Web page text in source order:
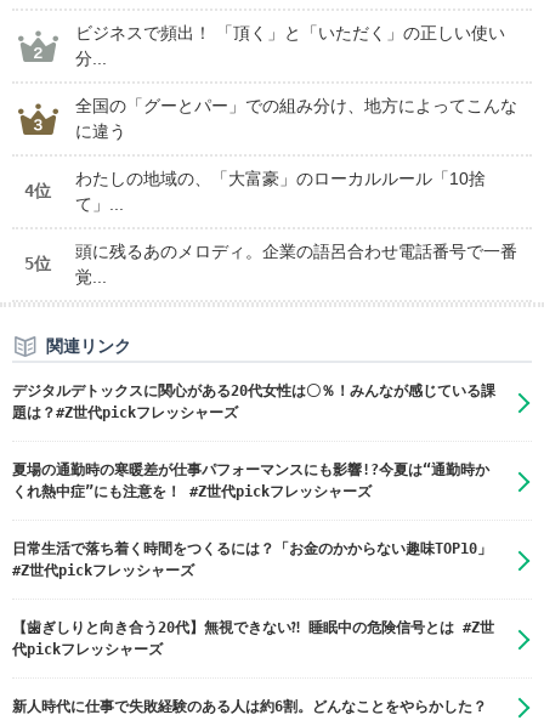
ビジネスで頻出！ 「頂く」と「いただく」の正しい使い
分...
全国の「グーとパー」での組み分け、地方によってこんな
に違う
4位
わたしの地域の、「大富豪」のローカルルール「10捨
て」...
5位
頭に残るあのメロディ。企業の語呂合わせ電話番号で一番
覚...
関連リンク
デジタルデトックスに関心がある20代女性は〇％！みんなが感じている課
題は？#Z世代pickフレッシャーズ
夏場の通勤時の寒暖差が仕事パフォーマンスにも影響!?今夏は“通勤時か
くれ熱中症”にも注意を！ #Z世代pickフレッシャーズ
日常生活で落ち着く時間をつくるには？「お金のかからない趣味TOP10」
#Z世代pickフレッシャーズ
【歯ぎしりと向き合う20代】無視できない⁈ 睡眠中の危険信号とは #Z世
代pickフレッシャーズ
新人時代に仕事で失敗経験のある人は約6割。どんなことをやらかした？